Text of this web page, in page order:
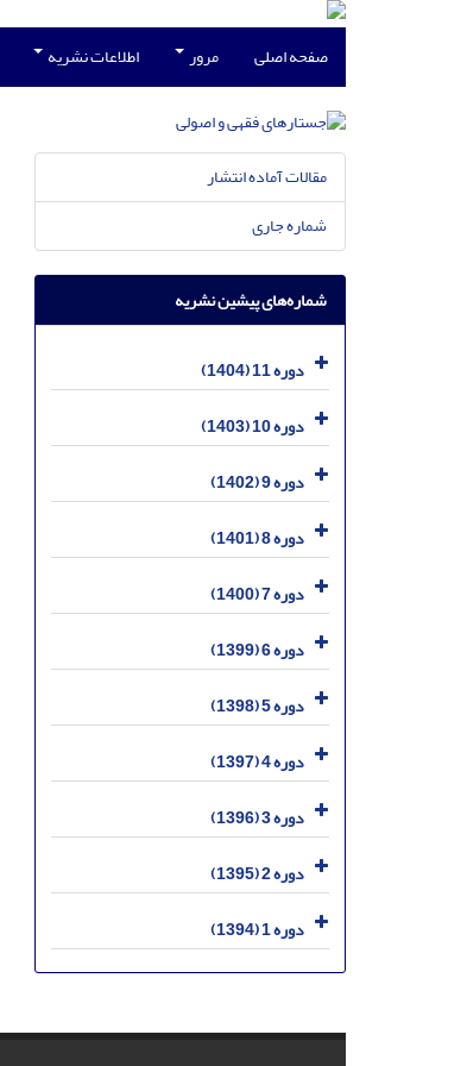
صفحه اصلی مرور اطلاعات نشریه
مقالات آماده انتشار
شماره جاری
شماره‌های پیشین نشریه
دوره 11 (1404)
دوره 10 (1403)
دوره 9 (1402)
دوره 8 (1401)
دوره 7 (1400)
دوره 6 (1399)
دوره 5 (1398)
دوره 4 (1397)
دوره 3 (1396)
دوره 2 (1395)
دوره 1 (1394)